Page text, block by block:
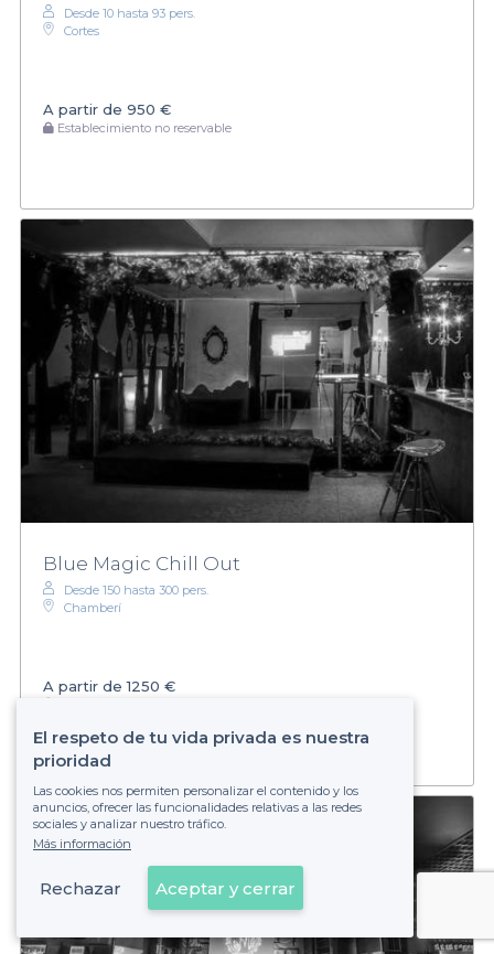
Desde 10 hasta 93 pers.
Cortes
A partir de 950 €
Establecimiento no reservable
Blue Magic Chill Out
Desde 150 hasta 300 pers.
Chamberí
A partir de1250 €
Ver en el mapa
El respeto de tu vida privada es nuestra
prioridad
Las cookies nos permiten personalizar el contenido y los
anuncios, ofrecer las funcionalidades relativas a las redes
sociales y analizar nuestro tráfico.
Más información
Rechazar Aceptar y cerrar